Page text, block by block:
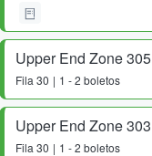
Upper End Zone 305
Fila 30 1 - 2 boletos
Upper End Zone 303
Fila 30 1 - 2 boletos